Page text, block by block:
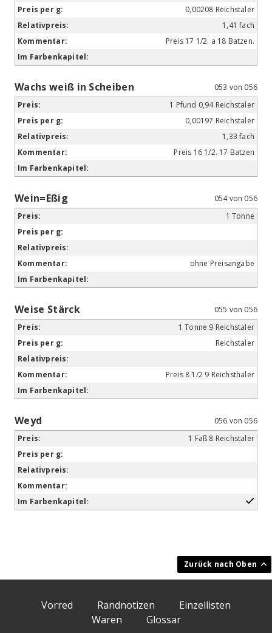
0,00208 Reichstaler
1,41 fach
Preis 17 1/2. a 18 Batzen.
Wachs weiß in Scheiben
053 von 056
1 Pfund 0,94 Reichstaler
0,00197 Reichstaler
1,33 fach
Preis 16 1/2. 17 Batzen
Wein=Eßig
054 von 056
1 Tonne
ohne Preisangabe
Weise Stärck
055 von 056
1 Tonne 9 Reichstaler
Reichstaler
Preis 8 1/2 9 Reichsthaler
Weyd
056 von 056
1 Faß 8 Reichstaler
Vorred Randnotizen
Einzellisten
Waren
Glossar